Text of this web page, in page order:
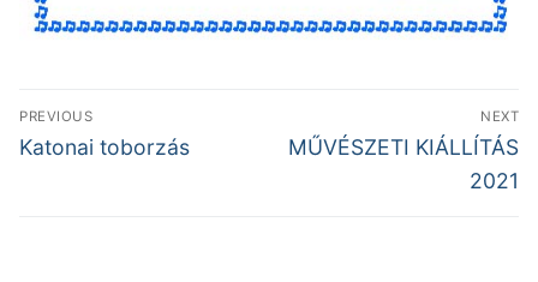
Bejegyzés
navigáció
PREVIOUS
Previous
Katonai toborzás
NEXT
Next
MŰVÉSZETI KIÁLLÍTÁS
2021